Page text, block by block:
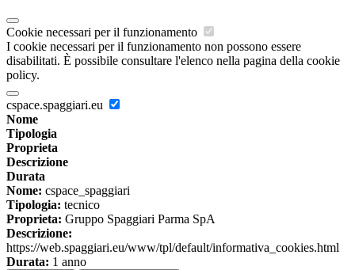
Cookie necessari per il funzionamento
I cookie necessari per il funzionamento non possono essere
disabilitati. È possibile consultare l'elenco nella pagina della cookie
policy.
cspace.spaggiari.eu
Nome
Tipologia
Proprieta
Descrizione
Durata
Nome: cspace_spaggiari
Tipologia: tecnico
Proprieta: Gruppo Spaggiari Parma SpA
Descrizione:
https://web.spaggiari.eu/www/tpl/default/informativa_cookies.html
Durata: 1 anno